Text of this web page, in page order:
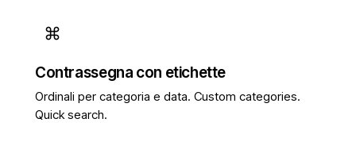
⌘
Contrassegna con etichette
Ordinali per categoria e data. Custom categories.
Quick search.